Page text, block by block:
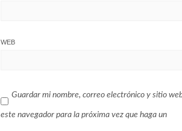
WEB
Guardar mi nombre, correo electrónico y sitio
este navegador para la próxima vez que haga un